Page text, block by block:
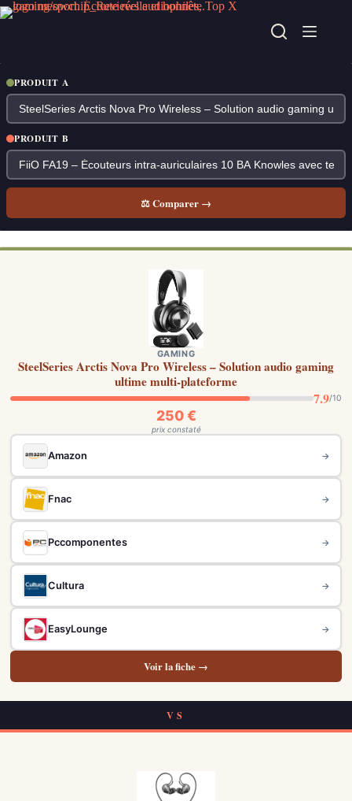
Passer
au
PRODUIT A
PRODUIT B
⚖ Comparer →
GAMING
SteelSeries Arctis Nova Pro Wireless – Solution audio gaming
ultime multi-plateforme
7.9/10
250 €
prix constaté
Amazon →
Fnac →
Pccomponentes →
Cultura →
EasyLounge →
Voir la fiche →
VS